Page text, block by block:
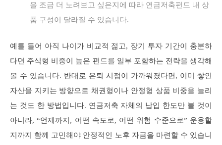
을 조금 더 노려보고 싶은지에 따라 연금저축펀드 내 상
품 구성이 달라질 수 있습니다.
예를 들어 아직 나이가 비교적 젊고, 장기 투자 기간이 충분하
다면 주식형 비중이 높은 펀드를 일부 포함하는 전략을 생각해
볼 수 있습니다. 반대로 은퇴 시점이 가까워졌다면, 이미 쌓인
자산을 지키는 방향으로 채권형이나 안정형 상품 비중을 늘리
는 것도 한 방법입니다. 연금저축 자체의 납입 한도만 볼 것이
아니라, “언제까지, 어떤 속도로, 어떤 위험 수준으로” 운용할
지까지 함께 고민해야 안정적인 노후 자금을 마련할 수 있습니